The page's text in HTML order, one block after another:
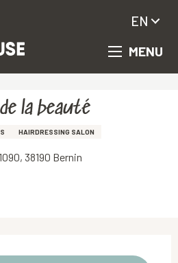
MENU
EN
la beauté
HAIRDRESSING SALON
38190 Bernin